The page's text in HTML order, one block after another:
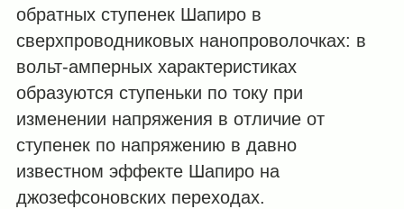
обратных ступенек Шапиро в
сверхпроводниковых нанопроволочках: в
вольт-амперных характеристиках
образуются ступеньки по току при
изменении напряжения в отличие от
ступенек по напряжению в давно
известном эффекте Шапиро на
джозефсоновских переходах.